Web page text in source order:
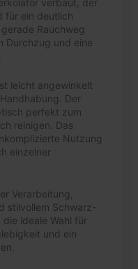
verbaut, der
für ein deutlich
Rauchweg
Durchzug und eine
leicht angewinkelt
Der
perfekt zum
reinigen. Das
Nutzung
einzelner
Verarbeitung,
stilvollem Schwarz-
ideale Wahl für
und ein